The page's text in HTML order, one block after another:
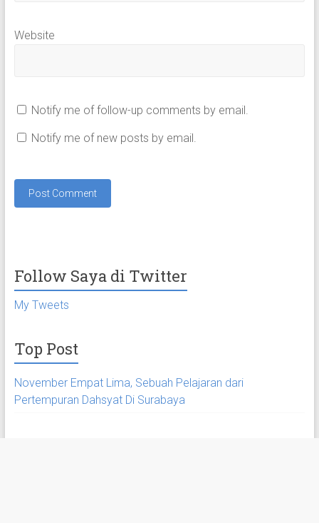
Website
Notify me of follow-up comments by email.
Notify me of new posts by email.
Follow Saya di Twitter
My Tweets
Top Post
November Empat Lima, Sebuah Pelajaran dari
Pertempuran Dahsyat Di Surabaya